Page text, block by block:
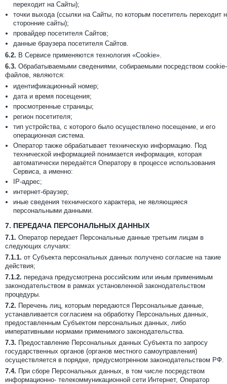
переходит на Сайты);
точки выхода (ссылки на Сайты, по которым посетитель переходит
сторонние сайты);
провайдер посетителя Сайтов;
данные браузера посетителя Сайтов.
6.2. В Сервисе применяются технология «Cookie».
6.3. Обрабатываемыми сведениями, собираемыми посредством cookie-
файлов, являются:
идентификационный номер;
дата и время посещения;
просмотренные страницы;
регион посетителя;
тип устройства, с которого было осуществлено посещение, и его
операционная система.
Оператор также обрабатывает техническую информацию. Под
технической информацией понимается информация, которая
автоматически передаётся Оператору в процессе использования
Сервиса, а именно:
IP-адрес;
интернет-браузер;
иные сведения технического характера, не являющиеся
персональными данными.
7. ПЕРЕДАЧА ПЕРСОНАЛЬНЫХ ДАННЫХ
7.1. Оператор передает Персональные данные третьим лицам в
следующих случаях:
7.1.1. от Субъекта персональных данных получено согласие на такие
действия;
7.1.2. передача предусмотрена российским или иным применимым
законодательством в рамках установленной законодательством
процедуры.
7.2. Перечень лиц, которым передаются Персональные данные,
устанавливается согласием на обработку Персональных данных,
предоставленным Субъектом персональных данных, либо
императивными нормами применимого законодательства.
7.3. Предоставление Персональных данных Субъекта по запросу
государственных органов (органов местного самоуправления)
осуществляется в порядке, предусмотренном законодательством РФ.
7.4. При сборе Персональных данных, в том числе посредством
информационно- телекоммуникационной сети Интернет, Оператор